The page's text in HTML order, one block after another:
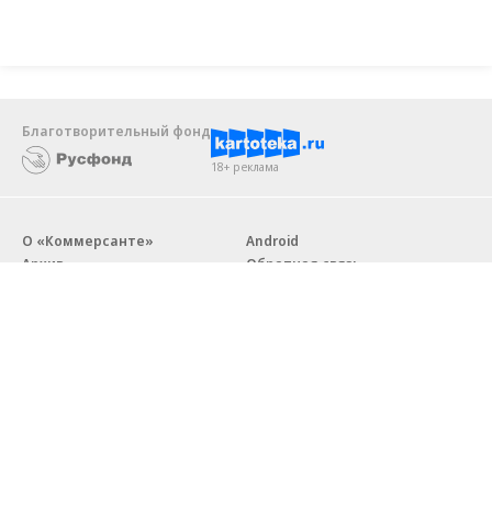
Благотворительный фонд
18+ реклама
О «Коммерсанте»
Архив
Android
Обратная связь